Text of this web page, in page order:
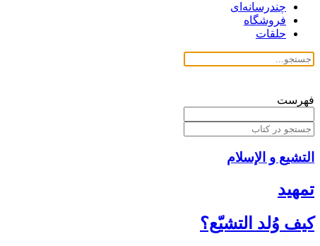
چندرسانه‌ای
فروشگاه
حلقات
فهرست
التشیع و الإسلام
تمهيد
كيف وُلد التشيّع؟